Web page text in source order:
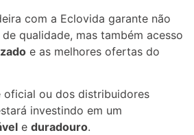
com a Eclovida garante não
qualidade, mas também acesso
e as melhores ofertas do
oficial ou dos distribuidores
investindo em um
e duradouro.